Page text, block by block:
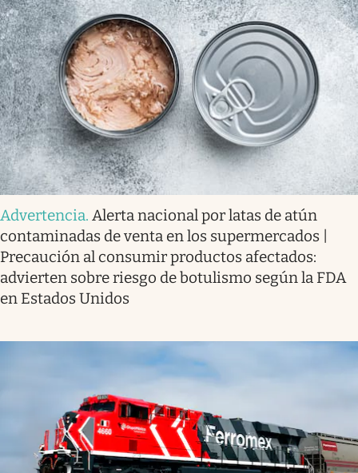
Advertencia. Alerta nacional por latas de atún
contaminadas de venta en los supermercados |
Precaución al consumir productos afectados:
advierten sobre riesgo de botulismo según la FDA
en Estados Unidos